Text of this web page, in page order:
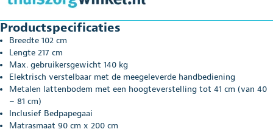
Productspecificaties
Breedte 102 cm
Lengte 217 cm
Max. gebruikersgewicht 140 kg
Elektrisch verstelbaar met de meegeleverde handbediening
Metalen lattenbodem met een hoogteverstelling tot 41 cm (van 40
– 81 cm)
Inclusief Bedpapegaai
Matrasmaat 90 cm x 200 cm